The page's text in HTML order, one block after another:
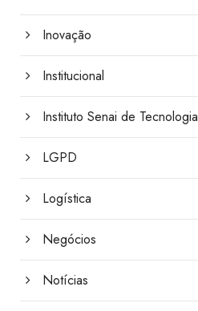
Inovação
Institucional
Instituto Senai de Tecnologia
LGPD
Logística
Negócios
Notícias